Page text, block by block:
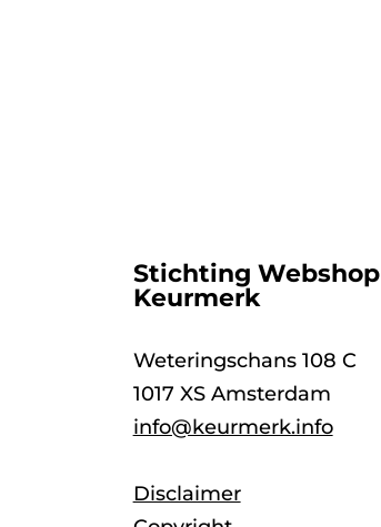
Stichting Webshop
Keurmerk
Weteringschans 108 C
1017 XS Amsterdam
info@keurmerk.info
Disclaimer